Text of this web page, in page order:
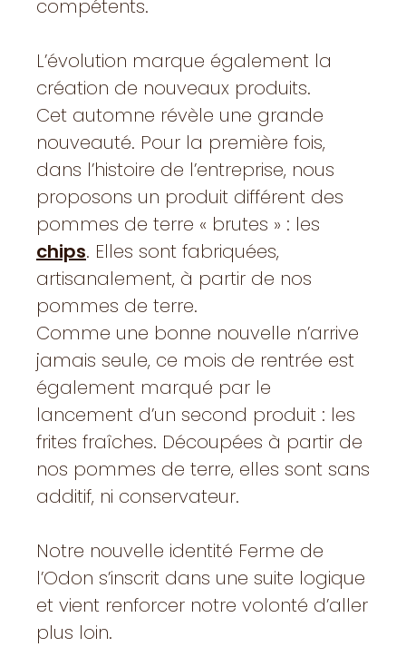
compétents.
L’évolution marque également la
création de nouveaux produits.
Cet automne révèle une grande
nouveauté. Pour la première fois,
dans l’histoire de l’entreprise, nous
proposons un produit différent des
pommes de terre « brutes » : les
chips. Elles sont fabriquées,
artisanalement, à partir de nos
pommes de terre.
Comme une bonne nouvelle n’arrive
jamais seule, ce mois de rentrée est
également marqué par le
lancement d’un second produit : les
frites fraîches. Découpées à partir de
nos pommes de terre, elles sont sans
additif, ni conservateur.
Notre nouvelle identité Ferme de
l’Odon s’inscrit dans une suite logique
et vient renforcer notre volonté d’aller
plus loin.